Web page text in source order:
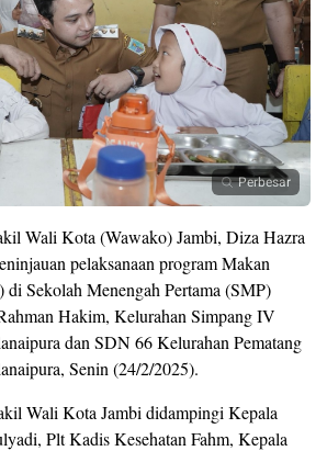
Perbesar
Wali Kota (Wawako) Jambi, Diza Hazra
pelaksanaan program Makan
Sekolah Menengah Pertama (SMP)
Hakim, Kelurahan Simpang IV
dan SDN 66 Kelurahan Pematang
Senin (24/2/2025).
Wali Kota Jambi didampingi Kepala
Plt Kadis Kesehatan Fahm, Kepala